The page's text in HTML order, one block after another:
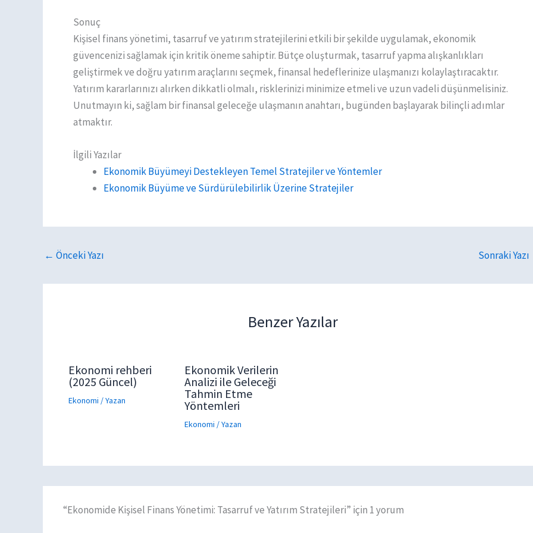
Sonuç
Kişisel finans yönetimi, tasarruf ve yatırım stratejilerini etkili bir şekilde uygulamak, ekonomik
güvencenizi sağlamak için kritik öneme sahiptir. Bütçe oluşturmak, tasarruf yapma alışkanlıkları
geliştirmek ve doğru yatırım araçlarını seçmek, finansal hedeflerinize ulaşmanızı kolaylaştıracaktır.
Yatırım kararlarınızı alırken dikkatli olmalı, risklerinizi minimize etmeli ve uzun vadeli düşünmelisiniz.
Unutmayın ki, sağlam bir finansal geleceğe ulaşmanın anahtarı, bugünden başlayarak bilinçli adımlar
atmaktır.
İlgili Yazılar
Ekonomik Büyümeyi Destekleyen Temel Stratejiler ve Yöntemler
Ekonomik Büyüme ve Sürdürülebilirlik Üzerine Stratejiler
← Önceki Yazı Sonraki Yazı
Benzer Yazılar
Ekonomi rehberi
(2025 Güncel)
Ekonomi / Yazan
Ekonomik Verilerin
Analizi ile Geleceği
Tahmin Etme
Yöntemleri
Ekonomi / Yazan
“Ekonomide Kişisel Finans Yönetimi: Tasarruf ve Yatırım Stratejileri” için 1 yorum